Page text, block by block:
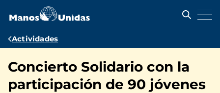
contenido
Ruta
navegación
Actividades
Concierto Solidario con la
participación de 90 jóvenes